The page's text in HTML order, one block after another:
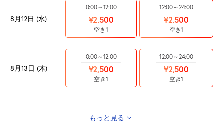
8月12日 (水)
0:00～12:00
¥2,500
空き1
12:00～24:00
¥2,500
空き1
8月13日 (木)
0:00～12:00
¥2,500
空き1
12:00～24:00
¥2,500
空き1
もっと見る